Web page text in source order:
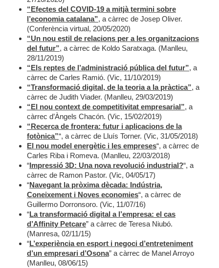
“Efectes del COVID-19 a mitjà termini sobre
l’economia catalana”, a càrrec de Josep Oliver.
(Conferència virtual, 20/05/2020)
“Un nou estil de relacions per a les organitzacions
del futur”, a càrrec de Koldo Saratxaga. (Manlleu,
28/11/2019)
“Els reptes de l’administració pública del futur”, a
càrrec de Carles Ramió. (Vic, 11/10/2019)
“Transformació digital, de la teoria a la pràctica”, a
càrrec de Judith Viader. (Manlleu, 29/03/2019)
“El nou context de competitivitat empresarial”, a
càrrec d’Àngels Chacón. (Vic, 15/02/2019)
“Recerca de frontera: futur i aplicacions de la
fotònica”“, a càrrec de Lluís Torner. (Vic, 31/05/2018)
El nou model energètic i les empreses“, a càrrec de
Carles Riba i Romeva. (Manlleu, 22/03/2018)
“Impressió 3D: Una nova revolució industrial?“, a
càrrec de Ramon Pastor. (Vic, 04/05/17)
“Navegant la pròxima dècada: Indústria,
Coneixement i Noves economies“, a càrrec de
Guillermo Dorronsoro. (Vic, 11/07/16)
“La transformació digital a l’empresa: el cas
d’Affinity Petcare” a càrrec de Teresa Niubó.
(Manresa, 02/11/15)
“L’experiència en esport i negoci d’entreteniment
d’un empresari d’Osona” a càrrec de Manel Arroyo
(Manlleu, 08/06/15)